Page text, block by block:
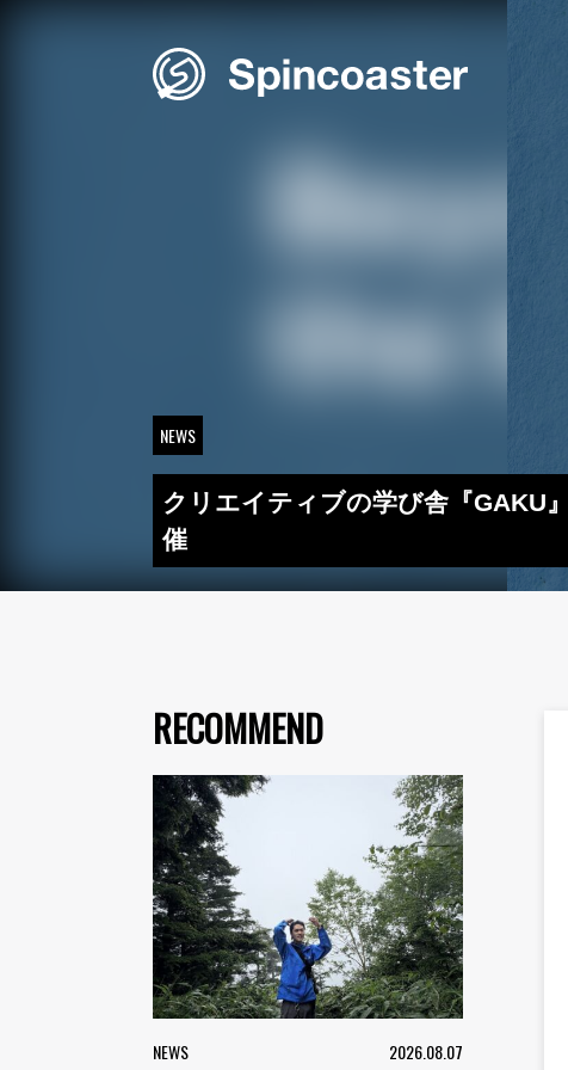
NEWS
クリエイティブの学び舎『GAKU
催
RECOMMEND
NEWS 2026.08.07